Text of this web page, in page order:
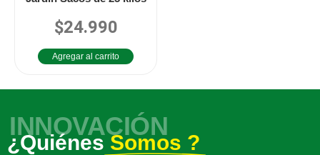
Valorado$24.990
Agregar al carrito
INNOVACIÓN
¿Quiénes Somos ?